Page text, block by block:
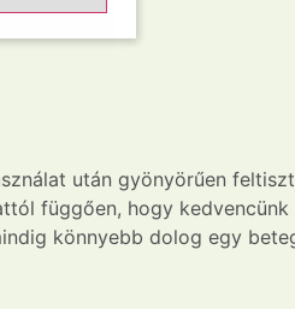
után gyönyörűen
függően, hogy kedvencünk
könnyebb dolog egy